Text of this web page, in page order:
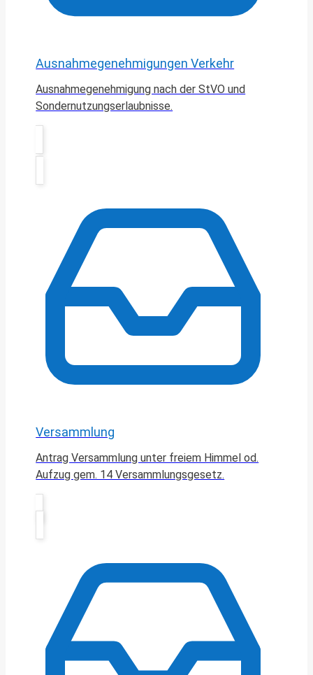
Ausnahmegenehmigungen Verkehr
Ausnahmegenehmigung nach der StVO und
Sondernutzungserlaubnisse.
Versammlung
Antrag Versammlung unter freiem Himmel od.
Aufzug gem. 14 Versammlungsgesetz.